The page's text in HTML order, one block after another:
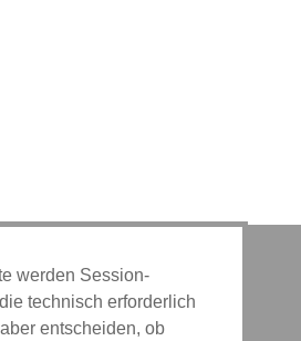
werden Session-
technisch erforderlich
entscheiden, ob
DATENSCHUTZ|KONTAKT